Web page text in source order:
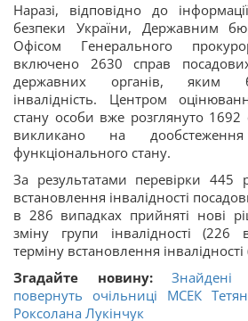
Наразі, відповідно до
безпеки України, Державним
Офісом Генерального
включено 2630 справ
державних органів, яким
інвалідність. Центром
стану особи вже розглянуто
викликано на
функціонального стану.
За результатами перевірки
встановлення інвалідності
в 286 випадках прийняті нові
зміну групи інвалідності
терміну встановлення
Згадайте новину:
Знайдені
повернуть очільниці МСЕК
Роксолана Лукінчук